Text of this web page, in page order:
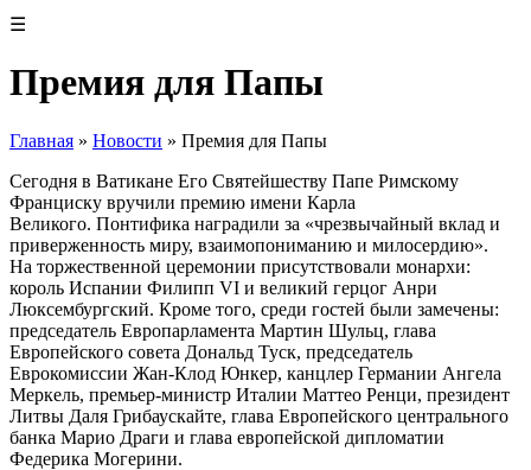
☰
Премия для Папы
Главная » Новости » Премия для Папы
Сегодня в Ватикане Его Святейшеству Папе Римскому
Франциску вручили премию имени Карла
Великого. Понтифика наградили за «чрезвычайный вклад и
приверженность миру, взаимопониманию и милосердию».
На торжественной церемонии присутствовали монархи:
король Испании Филипп VI и великий герцог Анри
Люксембургский. Кроме того, среди гостей были замечены:
председатель Европарламента Мартин Шульц, глава
Европейского совета Дональд Туск, председатель
Еврокомиссии Жан-Клод Юнкер, канцлер Германии Ангела
Меркель, премьер-министр Италии Маттео Ренци, президент
Литвы Даля Грибаускайте, глава Европейского центрального
банка Марио Драги и глава европейской дипломатии
Федерика Могерини.